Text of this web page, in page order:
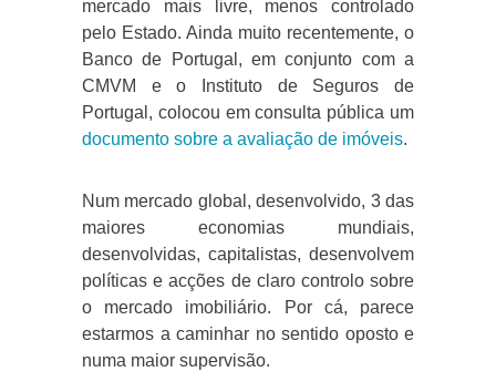
mercado mais livre, menos controlado
pelo Estado. Ainda muito recentemente, o
Banco de Portugal, em conjunto com a
CMVM e o Instituto de Seguros de
Portugal, colocou em consulta pública um
documento sobre a avaliação de imóveis.
Num mercado global, desenvolvido, 3 das
maiores economias mundiais,
desenvolvidas, capitalistas, desenvolvem
políticas e acções de claro controlo sobre
o mercado imobiliário. Por cá, parece
estarmos a caminhar no sentido oposto e
numa maior supervisão.